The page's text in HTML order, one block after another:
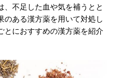
、不足した血や気を補うとと
のある漢方薬を用いて対処し
とにおすすめの漢方薬を紹介